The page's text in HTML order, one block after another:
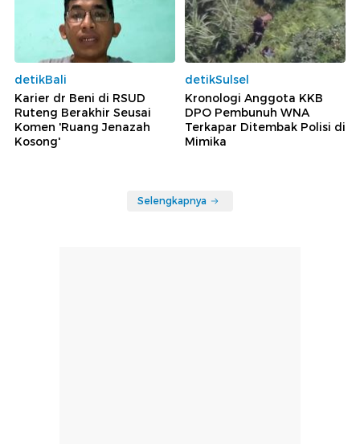
detikBali
Karier dr Beni di RSUD
Ruteng Berakhir Seusai
Komen 'Ruang Jenazah
Kosong'
detikSulsel
Kronologi Anggota KKB
DPO Pembunuh WNA
Terkapar Ditembak Polisi di
Mimika
Selengkapnya